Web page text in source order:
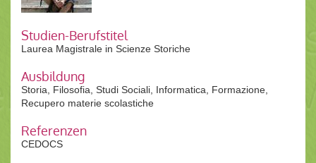
Studien-Berufstitel
Laurea Magistrale in Scienze Storiche
Ausbildung
Storia, Filosofia, Studi Sociali, Informatica, Formazione,
Recupero materie scolastiche
Referenzen
CEDOCS